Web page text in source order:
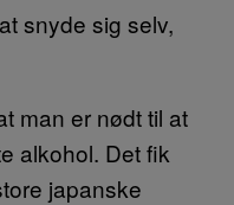
snyde sig selv,
man er nødt til at
alkohol. Det fik
japanske